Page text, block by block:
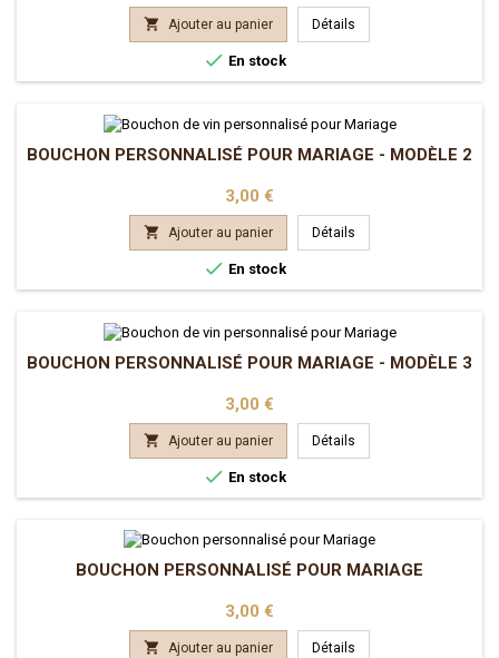
 Ajouter au panier Détails
 En stock
BOUCHON PERSONNALISÉ POUR MARIAGE - MODÈLE 2
Prix
3,00 €
 Ajouter au panier Détails
 En stock
BOUCHON PERSONNALISÉ POUR MARIAGE - MODÈLE 3
Prix
3,00 €
 Ajouter au panier Détails
 En stock
BOUCHON PERSONNALISÉ POUR MARIAGE
Prix
3,00 €
 Ajouter au panier Détails